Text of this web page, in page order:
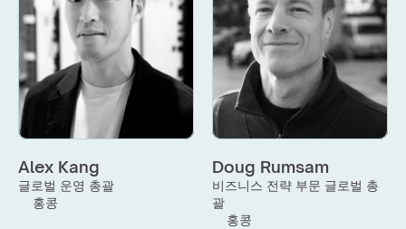
Alex Kang
글로벌 운영 총괄
홍콩
Doug Rumsam
비즈니스 전략 부문 글로벌 총
괄
홍콩